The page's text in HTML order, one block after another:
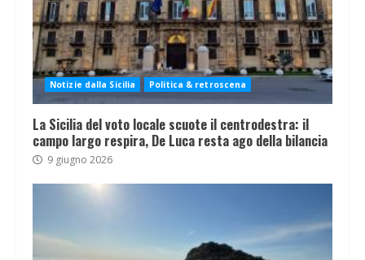
Notizie dalla Sicilia Politica & retroscena
La Sicilia del voto locale scuote il centrodestra: il
campo largo respira, De Luca resta ago della bilancia
9 giugno 2026